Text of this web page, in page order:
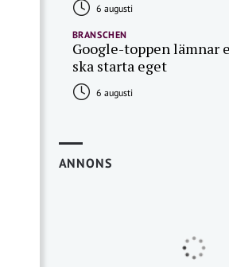
6 augusti
BRANSCHEN
Google-toppen lämnar
ska starta eget
6 augusti
ANNONS